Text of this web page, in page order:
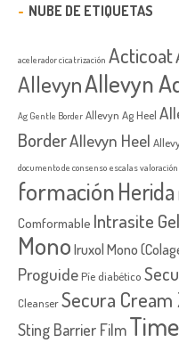
NUBE DE ETIQUETAS
acelerador cicatrización Acticoat
AllevynAllevyn
Ag Gentle Border Allevyn Ag Heel
BorderAllevyn Heel
documento de consenso escalas valoración
formaciónHerida
Comformable Intrasite Gel
MonoIruxol Mono
Proguide Píe diabético
CleanserSecura Cream
Sting Barrier FilmTime